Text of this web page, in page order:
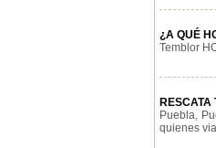
¿A QUÉ
Temblor
RESCATA
Puebla,
quienes